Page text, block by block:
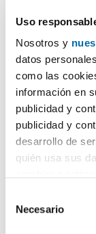
Uso
Nosotros y
datos
como las
información en
publicidad y
publicidad y
desarrollo de
quién usa sus
el Menú de
Necesario
1.350€
130m2 4
Avenida De